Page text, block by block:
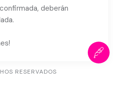
deberán
RESERVADOS